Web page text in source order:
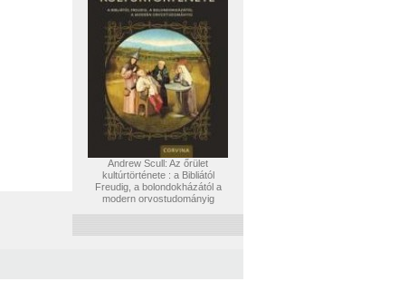
Andrew Scull: Az őrület
kultúrtörténete : a Bibliától
Freudig, a bolondokházától a
modern orvostudományig